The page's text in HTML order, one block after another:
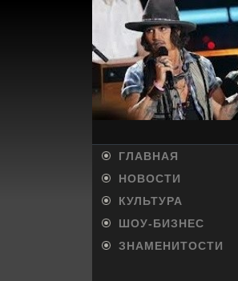
ГЛАВНАЯ
НОВОСТИ
КУЛЬТУРА
ШОУ-БИ­ЗНЕС
ЗНАМЕНИТОСТИ